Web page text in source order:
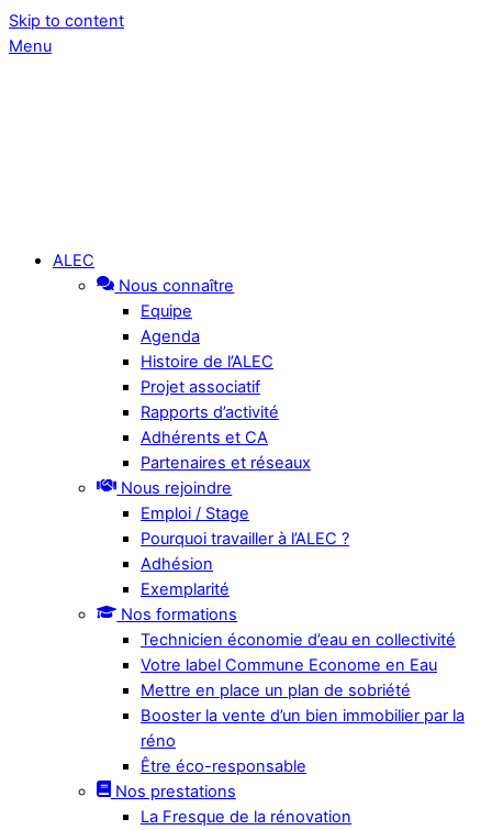
Skip to content
Menu
ALEC
Nous connaître
Equipe
Agenda
Histoire de l’ALEC
Projet associatif
Rapports d’activité
Adhérents et CA
Partenaires et réseaux
Nous rejoindre
Emploi / Stage
Pourquoi travailler à l’ALEC ?
Adhésion
Exemplarité
Nos formations
Technicien économie d’eau en collectivité
Votre label Commune Econome en Eau
Mettre en place un plan de sobriété
Booster la vente d’un bien immobilier par la
réno
Être éco-responsable
Nos prestations
La Fresque de la rénovation